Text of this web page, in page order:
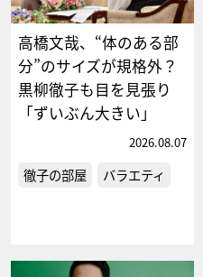
高橋文哉、“体のある部
分”のサイズが規格外？
黒柳徹子も目を見張り
「ずいぶん大きい」
2026.08.07
徹子の部屋 バラエティ